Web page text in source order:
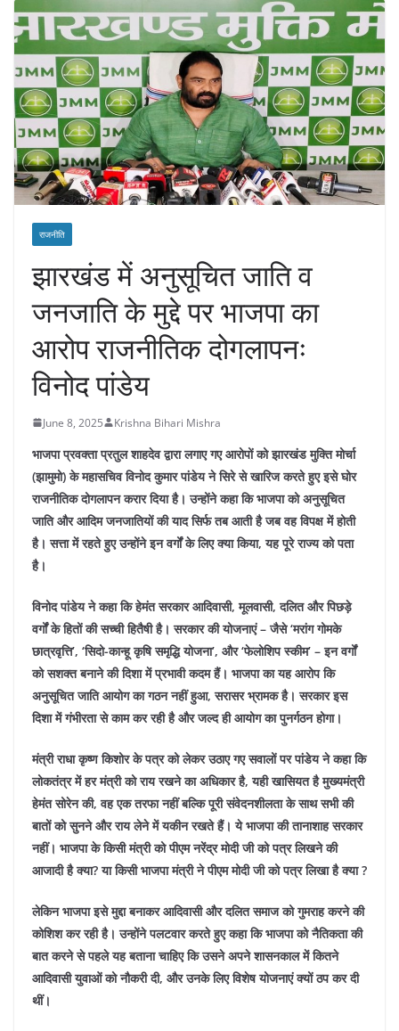
राजनीति
झारखंड में अनुसूचित जाति व
जनजाति के मुद्दे पर भाजपा का
आरोप राजनीतिक दोगलापनः
विनोद पांडेय
June 8, 2025 Krishna Bihari Mishra
भाजपा प्रवक्ता प्रतुल शाहदेव द्वारा लगाए गए आरोपों को झारखंड मुक्ति मोर्चा
(झामुमो) के महासचिव विनोद कुमार पांडेय ने सिरे से खारिज करते हुए इसे घोर
राजनीतिक दोगलापन करार दिया है। उन्होंने कहा कि भाजपा को अनुसूचित
जाति और आदिम जनजातियों की याद सिर्फ तब आती है जब वह विपक्ष में होती
है। सत्ता में रहते हुए उन्होंने इन वर्गों के लिए क्या किया, यह पूरे राज्य को पता
है।
विनोद पांडेय ने कहा कि हेमंत सरकार आदिवासी, मूलवासी, दलित और पिछड़े
वर्गों के हितों की सच्ची हितैषी है। सरकार की योजनाएं – जैसे ‘मरांग गोमके
छात्रवृत्ति’, ‘सिदो-कान्हू कृषि समृद्धि योजना’, और ‘फेलोशिप स्कीम’ – इन वर्गों
को सशक्त बनाने की दिशा में प्रभावी कदम हैं। भाजपा का यह आरोप कि
अनुसूचित जाति आयोग का गठन नहीं हुआ, सरासर भ्रामक है। सरकार इस
दिशा में गंभीरता से काम कर रही है और जल्द ही आयोग का पुनर्गठन होगा।
मंत्री राधा कृष्ण किशोर के पत्र को लेकर उठाए गए सवालों पर पांडेय ने कहा कि
लोकतंत्र में हर मंत्री को राय रखने का अधिकार है, यही खासियत है मुख्यमंत्री
हेमंत सोरेन की, वह एक तरफा नहीं बल्कि पूरी संवेदनशीलता के साथ सभी की
बातों को सुनने और राय लेने में यकीन रखते हैं। ये भाजपा की तानाशाह सरकार
नहीं। भाजपा के किसी मंत्री को पीएम नरेंद्र मोदी जी को पत्र लिखने की
आजादी है क्या? या किसी भाजपा मंत्री ने पीएम मोदी जी को पत्र लिखा है क्या ?
लेकिन भाजपा इसे मुद्दा बनाकर आदिवासी और दलित समाज को गुमराह करने की
कोशिश कर रही है।उन्होंने पलटवार करते हुए कहा कि भाजपा को नैतिकता की
बात करने से पहले यह बताना चाहिए कि उसने अपने शासनकाल में कितने
आदिवासी युवाओं को नौकरी दी, और उनके लिए विशेष योजनाएं क्यों ठप कर दी
थीं।